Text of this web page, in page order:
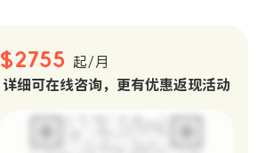
$2755
起/月
详细可在线咨询，更有优惠返现活动